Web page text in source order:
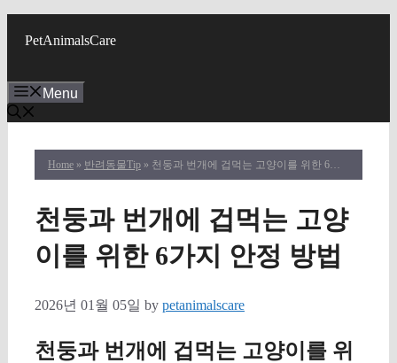
PetAnimalsCare
Menu
Home » 반려동물Tip » 천둥과 번개에 겁먹는 고양이를 위한 6가지 안정 방법
천둥과 번개에 겁먹는 고양
이를 위한 6가지 안정 방법
2026년 01월 05일 by petanimalscare
천둥과 번개에 겁먹는 고양이를 위